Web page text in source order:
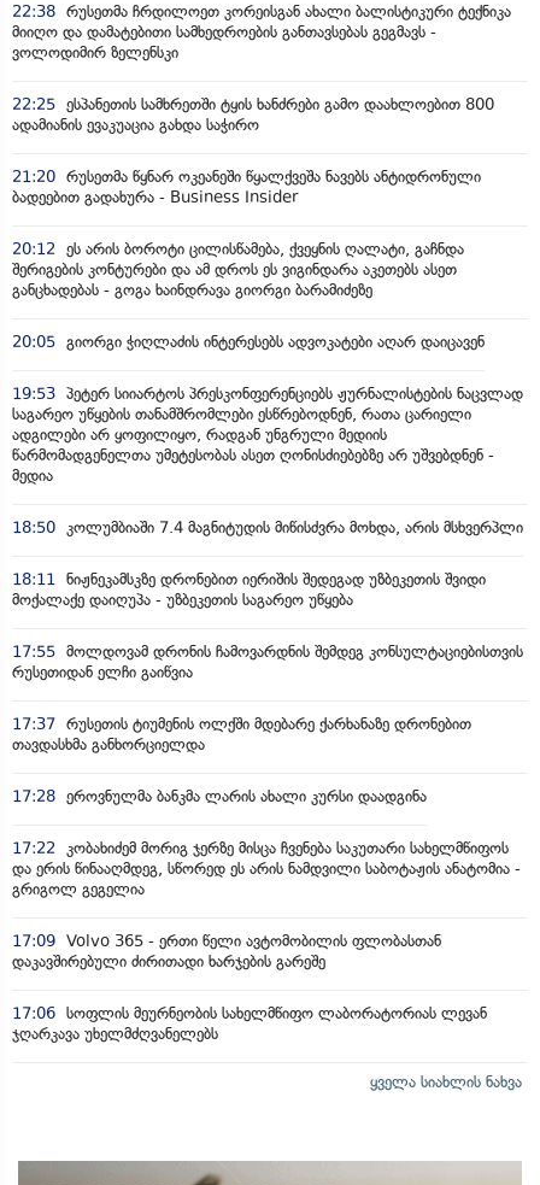
22:38 რუსეთმა ჩრდილოეთ კორეისგან ახალი ბალისტიკური ტექნიკა
მიიღო და დამატებითი სამხედროების განთავსებას გეგმავს -
ვოლოდიმირ ზელენსკი
22:25 ესპანეთის სამხრეთში ტყის ხანძრები გამო დაახლოებით 800
ადამიანის ევაკუაცია გახდა საჭირო
21:20 რუსეთმა წყნარ ოკეანეში წყალქვეშა ნავებს ანტიდრონული
ბადეებით გადახურა - Business Insider
20:12
ეს არის ბოროტი ცილისწამება, ქვეყნის ღალატი, გაჩნდა
შერიგების კონტურები და ამ დროს ეს ვიგინდარა აკეთებს ასეთ
განცხადებას - გოგა ხაინდრავა გიორგი ბარამიძეზე
20:05 გიორგი ჭიღლაძის ინტერესებს ადვოკატები აღარ დაიცავენ
19:53 პეტერ სიიარტოს პრესკონფერენციებს ჟურნალისტების ნაცვლად
საგარეო უწყების თანამშრომლები ესწრებოდნენ, რათა ცარიელი
ადგილები არ ყოფილიყო, რადგან უნგრული მედიის
წარმომადგენელთა უმეტესობას ასეთ ღონისძიებებზე არ უშვებდნენ -
მედია
18:50 კოლუმბიაში 7.4 მაგნიტუდის მიწისძვრა მოხდა, არის მსხვერპლი
18:11
ნიჟნეკამსკზე დრონებით იერიშის შედეგად უზბეკეთის შვიდი
მოქალაქე დაიღუპა - უზბეკეთის საგარეო უწყება
17:55 მოლდოვამ დრონის ჩამოვარდნის შემდეგ კონსულტაციებისთვის
რუსეთიდან ელჩი გაიწვია
17:37 რუსეთის ტიუმენის ოლქში მდებარე ქარხანაზე დრონებით
თავდასხმა განხორციელდა
17:28 ეროვნულმა ბანკმა ლარის ახალი კურსი დაადგინა
17:22
კობახიძემ მორიგ ჯერზე მისცა ჩვენება საკუთარი სახელმწიფოს
და ერის წინააღმდეგ, სწორედ ეს არის ნამდვილი საბოტაჟის ანატომია -
გრიგოლ გეგელია
17:09 Volvo 365 - ერთი წელი ავტომობილის ფლობასთან
დაკავშირებული ძირითადი ხარჯების გარეშე
17:06 სოფლის მეურნეობის სახელმწიფო ლაბორატორიას ლევან
ჯღარკავა უხელმძღვანელებს
ყველა სიახლის ნახვა